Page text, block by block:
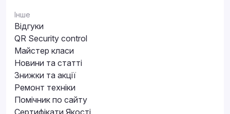
Інше
Відгуки
QR Security control
Майстер класи
Новини та статті
Знижки та акції
Ремонт техніки
Помічник по сайту
Сертифікати Якості